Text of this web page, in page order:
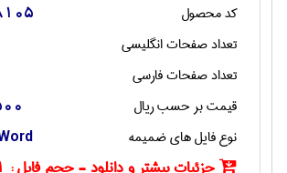
کد محصول
تعداد صفحات انگليسی
تعداد صفحات فارسی
قیمت بر حسب ریال
نوع فایل های ضمیمه